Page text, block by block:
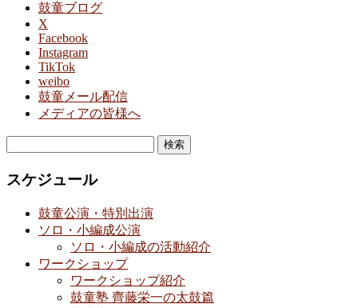
鼓童ブログ
X
Facebook
Instagram
TikTok
weibo
鼓童メール配信
メディアの皆様へ
スケジュール
鼓童公演・特別出演
ソロ・小編成公演
ソロ・小編成の活動紹介
ワークショップ
ワークショップ紹介
鼓童塾 齊藤栄一の太鼓篇